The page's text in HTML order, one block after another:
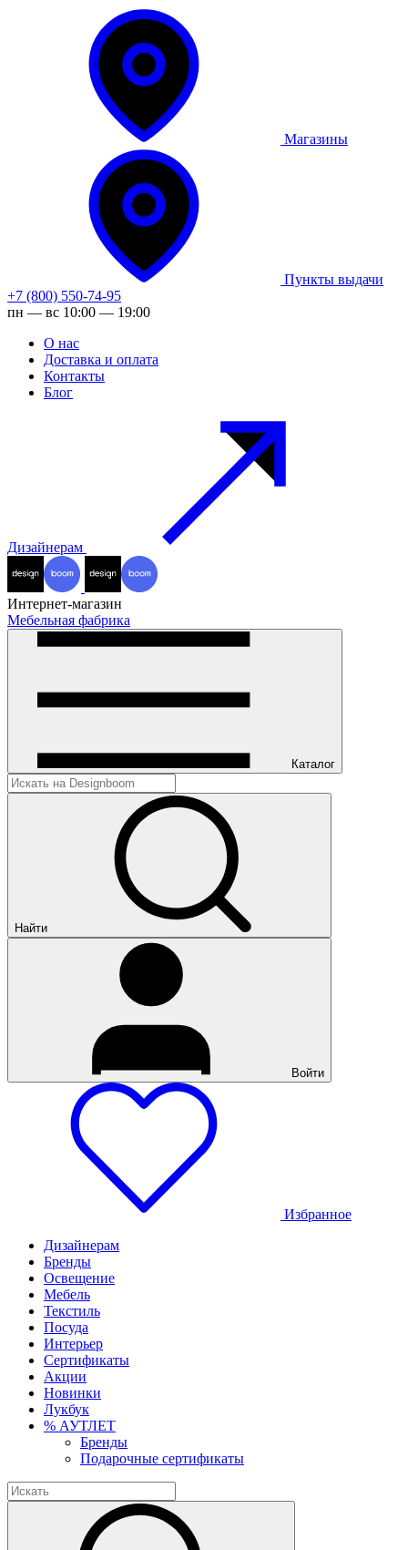
Магазины
Пункты выдачи
+7 (800) 550-74-95
пн — вс 10:00 — 19:00
О нас
Доставка и оплата
Контакты
Блог
Дизайнерам
Интернет-магазин
Мебельная фабрика
Каталог
Найти
Войти
Избранное
Дизайнерам
Бренды
Освещение
Мебель
Текстиль
Посуда
Интерьер
Сертификаты
Акции
Новинки
Лукбук
% АУТЛЕТ
Бренды
Подарочные сертификаты